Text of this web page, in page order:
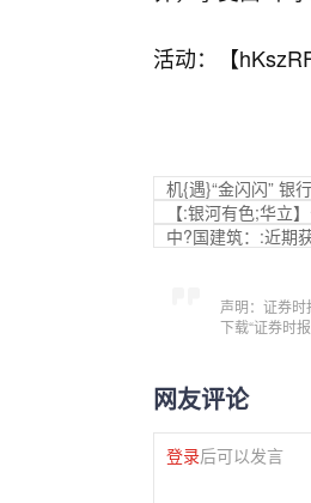
活动：【
机{遇}“金闪闪” 银
【:银河有色;华立
中?国建筑：:近期
声明：证券
下载“证券时
网友评论
登录后可以发言